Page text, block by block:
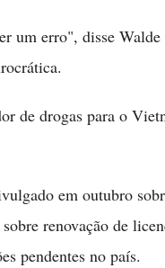
um erro", disse
de drogas para o
em outubro
renovação de
pendentes no país.